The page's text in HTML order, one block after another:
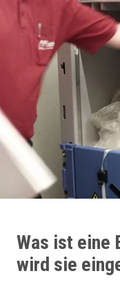
Was ist eine
wird sie